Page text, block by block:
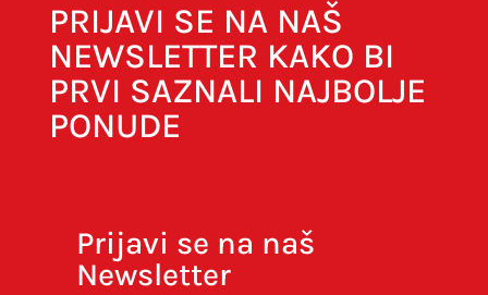
Spremi moje ime, e-poštu i web-stranicu u
PRIJAVI SE NA NAŠ
NEWSLETTER KAKO BI
PRVI SAZNALI NAJBOLJE
PONUDE
Prijavi se na naš
Newsletter